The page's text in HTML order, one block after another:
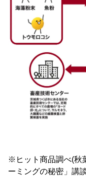
※ヒット商品調べ(秋
ーミングの秘密」講